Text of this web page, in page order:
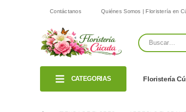
Contáctanos Quiénes Somos | Floristería en
CATEGORIAS Floristería